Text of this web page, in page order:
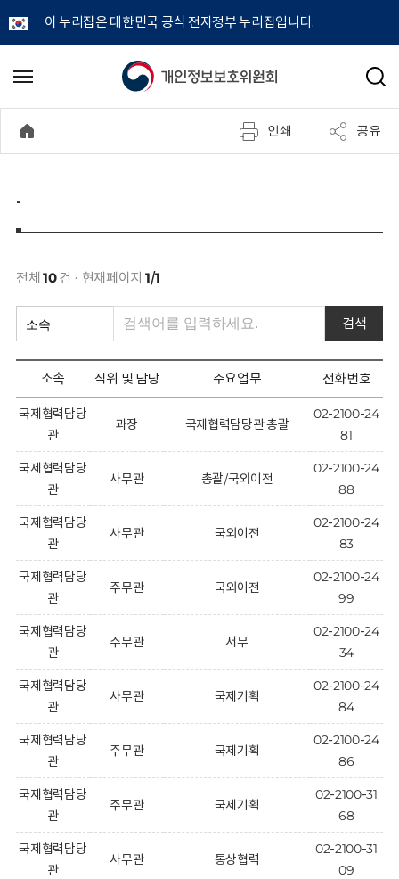
이 누리집은 대한민국 공식 전자정부 누리집입니다.
개
정
보
호
위
원
회
메
기
검
인쇄 공유
-
전체 10건 · 현재페이지 1/1
검색
소속 직위 및 담당 주요업무 전화번호
국제협력담당
관
과장 국제협력담당관 총괄
02-2100-24
81
국제협력담당
관
사무관 총괄/국외이전
02-2100-24
88
국제협력담당
관
사무관 국외이전
02-2100-24
83
국제협력담당
관
주무관 국외이전
02-2100-24
99
국제협력담당
관
주무관 서무
02-2100-24
34
국제협력담당
관
사무관 국제기획
02-2100-24
84
국제협력담당
관
주무관 국제기획
02-2100-24
86
국제협력담당
관
주무관 국제기획
02-2100-31
68
국제협력담당
관
사무관 통상협력
02-2100-31
09